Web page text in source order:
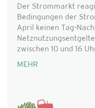
Der Strommarkt
Bedingungen der
April keinen Tag-
zwischen 10 und 16
MEHR